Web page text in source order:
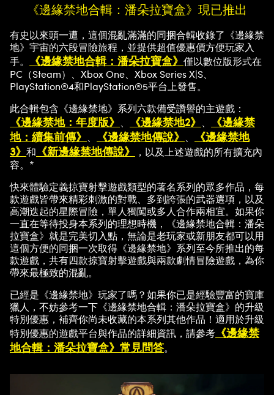
A
c
c
e
p
t
&
P
l
a
y
點擊
「播
放」
示你
《邊緣禁地合輯：潘朵拉寶盒》現已推出
有史以來頭一遭，這個混亂滿滿的同捆合輯收錄了《邊緣禁
地》宇宙的六段冒險旅程，並提供超值優惠價方便玩家入
手。
《邊緣禁地合輯：潘朵拉寶盒》 僅以數位版形式在
PC（Steam）、Xbox One、Xbox Series X|S、
PlayStation®4和PlayStation®5平台上發售。
此合輯包含《邊緣禁地》系列六款備受讚譽的主遊戲：
《邊緣禁地：年度版》 、 《邊緣禁地2》 、
《邊緣禁
地：續集前傳》 、 《邊緣禁地傳說》 、
《邊緣禁地
3》 和 《新邊緣禁地傳說》
，以及上述遊戲的所有擴充內
容。*
快來體驗定義掠寶射擊遊戲類型的著名系列的眾多作品，每
款遊戲皆帶來精彩刺激的對戰、多到誇張的武器選項，以及
高潮迭起的星際冒險，單人獨闖或多人合作兩相宜。如果你
一直在等待投身本系列的理想時機，《邊緣禁地合輯：潘朵
拉寶盒》就是完美切入點，無論是老玩家或新朋友都可以用
這個方便的同捆一次取得《邊緣禁地》系列至今所推出的每
款遊戲，共有四款掠寶射擊遊戲與兩款劇情冒險遊戲，為你
帶來最極致的混亂。
已經是《邊緣禁地》玩家了嗎？如果你已是經驗豐富的寶庫
獵人，不妨參考一下《邊緣禁地合輯：潘朵拉寶盒》的升級
特別優惠，補齊你尚未收藏的本系列其他作品！適用於升級
特別優惠的遊戲平台與作品的詳細資訊，請參考 《邊緣禁
地合輯：潘朵拉寶盒》常見問答。